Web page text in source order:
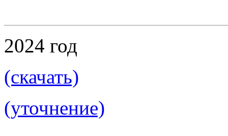
2024 год
(скачать)
(уточнение)